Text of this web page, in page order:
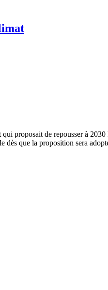
qui proposait de repousser à
que la proposition sera